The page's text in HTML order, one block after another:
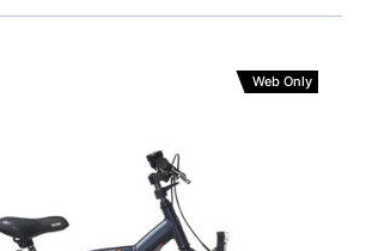
Web Only